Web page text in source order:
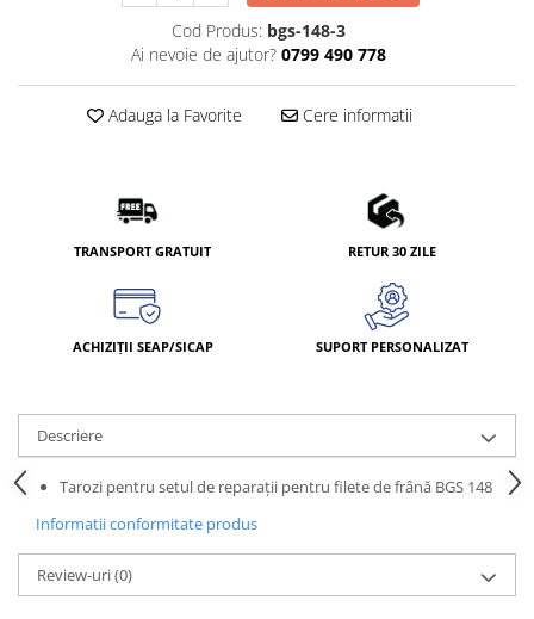
Cod Produs: bgs-148-3
Ai nevoie de ajutor? 0799 490 778
Adauga la Favorite Cere informatii
TRANSPORT GRATUIT RETUR 30 ZILE
ACHIZIȚII SEAP/SICAP SUPORT PERSONALIZAT
Descriere
Tarozi pentru setul de reparaţii pentru filete de frână BGS 148
Informatii conformitate produs
Review-uri(0)